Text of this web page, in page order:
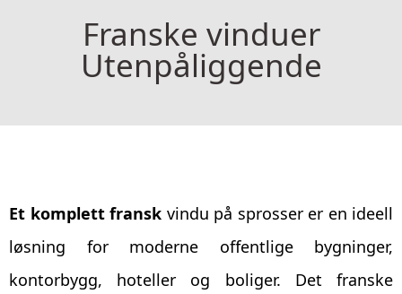
Franske vinduer
Utenpåliggende
Et komplett fransk vindu på sprosser er en ideell
løsning for moderne offentlige bygninger,
kontorbygg, hoteller og boliger. Det franske